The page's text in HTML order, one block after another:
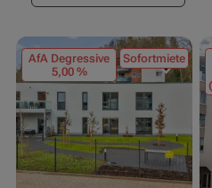
AfA Degressive
5,00 %
Sofortmiete